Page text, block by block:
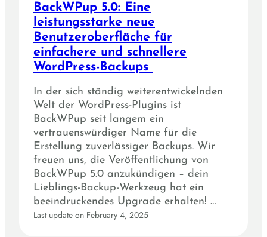
BackWPup 5.0: Eine
leistungsstarke neue
Benutzeroberfläche für
einfachere und schnellere
WordPress-Backups
In der sich ständig weiterentwickelnden
Welt der WordPress-Plugins ist
BackWPup seit langem ein
vertrauenswürdiger Name für die
Erstellung zuverlässiger Backups. Wir
freuen uns, die Veröffentlichung von
BackWPup 5.0 anzukündigen – dein
Lieblings-Backup-Werkzeug hat ein
beeindruckendes Upgrade erhalten! …
Last update on February 4, 2025